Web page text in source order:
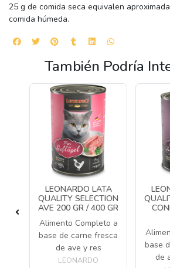
25 g de comida seca equivalen
comida húmeda.
También Podría
LEONARDO LATA
QUALITY SELECTION
AVE 200 GR / 400 GR
Alimento Completo a
base de carne fresca
de ave y res
LEONARDO
base
de